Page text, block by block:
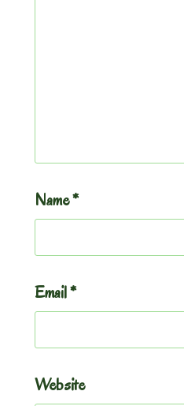
Name*
Email*
Website